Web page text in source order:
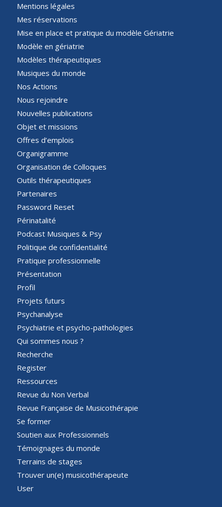
Mentions légales
Mes réservations
Mise en place et pratique du modèle Gériatrie
Modèle en gériatrie
Modèles thérapeutiques
Musiques du monde
Nos Actions
Nous rejoindre
Nouvelles publications
Objet et missions
Offres d’emplois
Organigramme
Organisation de Colloques
Outils thérapeutiques
Partenaires
Password Reset
Périnatalité
Podcast Musiques & Psy
Politique de confidentialité
Pratique professionnelle
Présentation
Profil
Projets futurs
Psychanalyse
Psychiatrie et psycho-pathologies
Qui sommes nous ?
Recherche
Register
Ressources
Revue du Non Verbal
Revue Française de Musicothérapie
Se former
Soutien aux Professionnels
Témoignages du monde
Terrains de stages
Trouver un(e) musicothérapeute
User